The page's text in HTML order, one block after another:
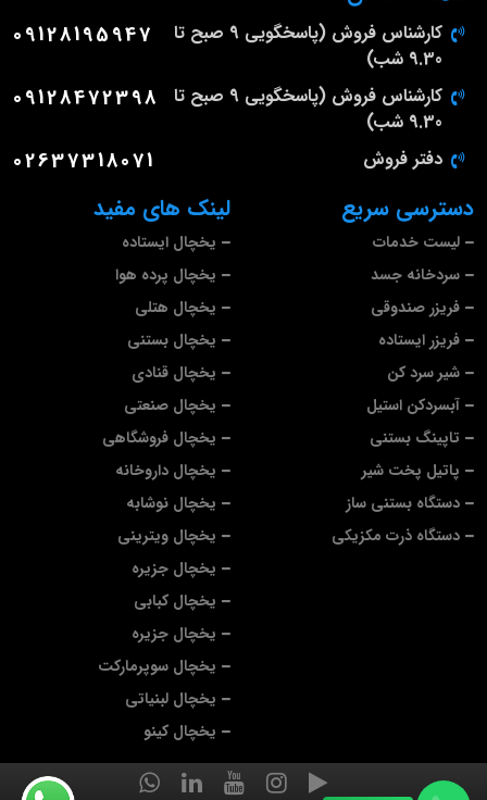
لینک های مفید
یخچال ایستاده
یخچال پرده هوا
یخچال هتلی
یخچال بستنی
یخچال قنادی
یخچال صنعتی
یخچال فروشگاهی
یخچال داروخانه
یخچال نوشابه
یخچال ویترینی
یخچال جزیره
یخچال کبابی
یخچال جزیره
یخچال سوپرمارکت
یخچال لبنیاتی
یخچال کینو
دسترسی سریع
لیست خدمات
سردخانه جسد
فریزر صندوقی
فریزر ایستاده
شیر سرد کن
آبسردکن استیل
تاپینگ بستنی
پاتیل پخت شیر
دستگاه بستنی ساز
دستگاه ذرت مکزیکی
کارشناس فروش (پاسخگویی 9 صبح تا
9.30 شب)
09128195947
کارشناس فروش (پاسخگویی 9 صبح تا
9.30 شب)
09128472398
دفتر فروش 02637318071